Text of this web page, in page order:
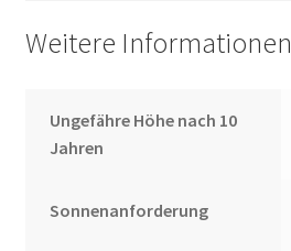
Weitere Informationen
Ungefähre Höhe nach 10
Jahren
Sonnenanforderung